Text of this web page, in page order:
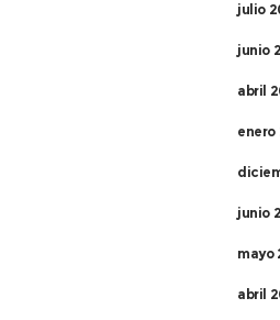
julio
junio
abril
enero
junio
mayo
abril